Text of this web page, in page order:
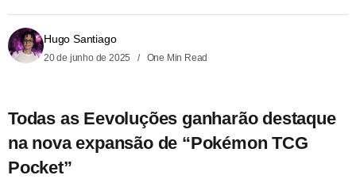
Hugo Santiago
20 de junho de 2025 One Min Read
Todas as Eevoluções ganharão destaque
na nova expansão de “Pokémon TCG
Pocket”